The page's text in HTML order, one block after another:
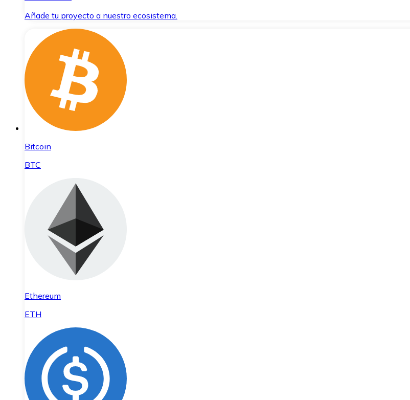
Añade tu proyecto a nuestro ecosistema.
Bitcoin
BTC
Ethereum
ETH